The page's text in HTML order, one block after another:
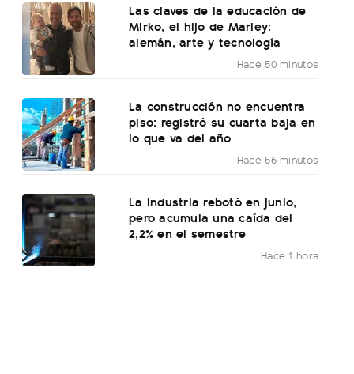
Las claves de la educación de
Mirko, el hijo de Marley:
alemán, arte y tecnología
Hace 50 minutos
La construcción no encuentra
piso: registró su cuarta baja en
lo que va del año
Hace 56 minutos
La industria rebotó en junio,
pero acumula una caída del
2,2% en el semestre
Hace 1 hora